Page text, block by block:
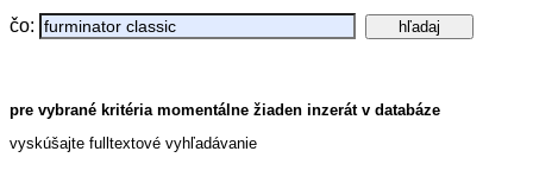
čo:
pre vybrané kritéria momentálne žiaden inzerát v databáze
vyskúšajte fulltextové vyhľadávanie